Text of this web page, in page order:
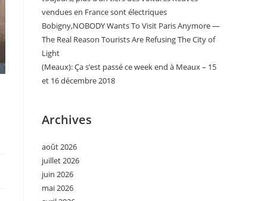
vendues en France sont électriques
Bobigny,NOBODY Wants To Visit Paris Anymore —
The Real Reason Tourists Are Refusing The City of
Light
(Meaux): Ça s’est passé ce week end à Meaux – 15
et 16 décembre 2018
Archives
août 2026
juillet 2026
juin 2026
mai 2026